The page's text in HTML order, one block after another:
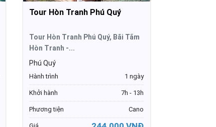
Tour Hòn Tranh Phú Quý
Tour Hòn Tranh Phú Quý, Bãi Tắm
Hòn Tranh -...
Phú Quý
Hành trình 1 ngày
Khởi hành 7h - 13h
Phương tiện Cano